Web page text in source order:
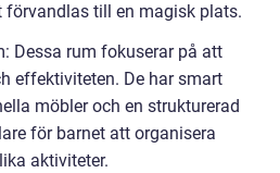
förvandlas till en magisk plats.
Dessa rum fokuserar på att
effektiviteten. De har smart
möbler och en strukturerad
för barnet att organisera
aktiviteter.